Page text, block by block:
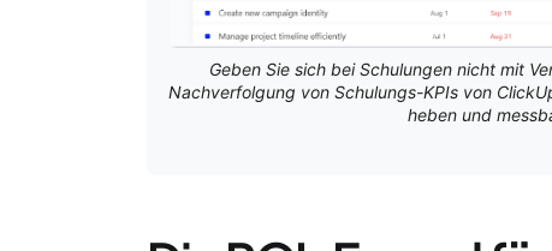
Geben Sie sich bei Schulungen nicht mit
Nachverfolgung von Schulungs-KPIs von
heben und